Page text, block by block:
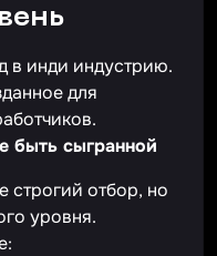
в инди индустрию.
для
быть сыгранной
строгий отбор, но
уровня.